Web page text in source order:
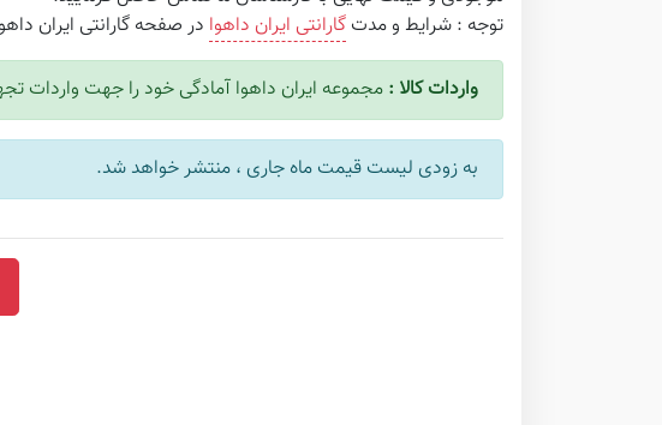
توجه : شرایط و مدت گارانتی ایران داهوا در صفحه گارانتی ایران
واردات کالا : مجموعه ایران داهوا آمادگی خود را جهت واردات
به زودی لیست قیمت ماه جاری ، منتشر خواهد شد.